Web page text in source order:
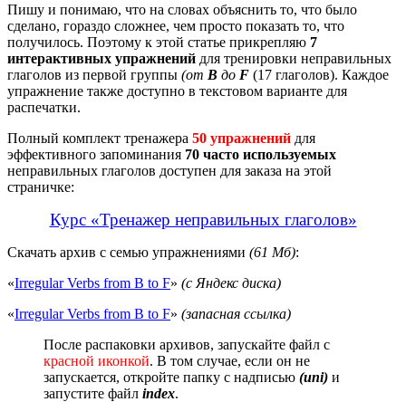
Пишу и понимаю, что на словах объяснить то, что было
сделано, гораздо сложнее, чем просто показать то, что
получилось. Поэтому к этой статье прикрепляю 7
интерактивных упражнений для тренировки неправильных
глаголов из первой группы (от B до F (17 глаголов). Каждое
упражнение также доступно в текстовом варианте для
распечатки.
Полный комплект тренажера 50 упражнений для
эффективного запоминания 70 часто используемых
неправильных глаголов доступен для заказа на этой
страничке:
Курс «Тренажер неправильных глаголов»
Скачать архив с семью упражнениями (61 Мб):
«Irregular Verbs from B to F» (с Яндекс диска)
«Irregular Verbs from B to F» (запасная ссылка)
После распаковки архивов, запускайте файл с
красной иконкой. В том случае, если он не
запускается, откройте папку с надписью (uni) и
запустите файл index.